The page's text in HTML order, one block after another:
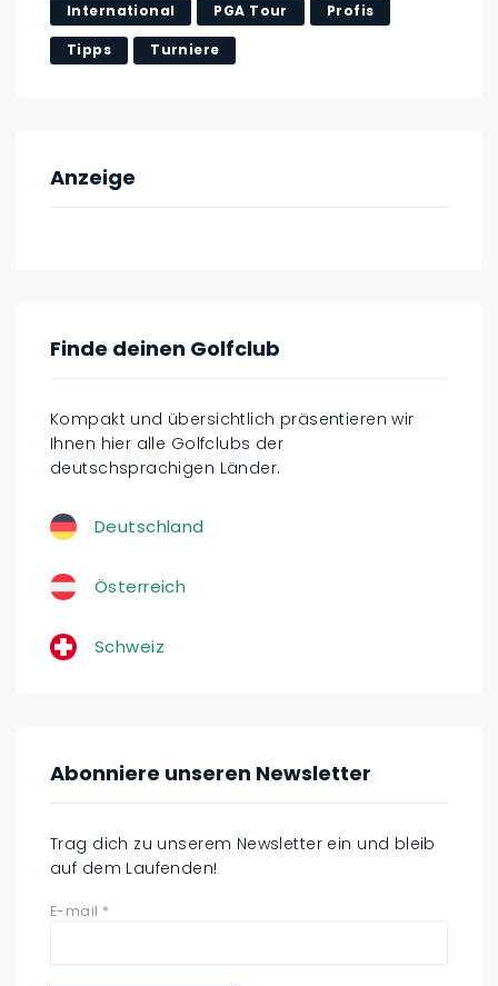
International PGA Tour Profis
Tipps Turniere
Anzeige
Finde deinen Golfclub
Kompakt und übersichtlich präsentieren wir
Ihnen hier alle Golfclubs der
deutschsprachigen Länder.
Deutschland
Österreich
Schweiz
Abonniere unseren Newsletter
Trag dich zu unserem Newsletter ein und bleib
auf dem Laufenden!
E-mail *